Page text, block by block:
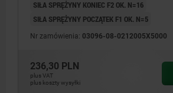
SIŁA SPRĘŻYNY KONIEC F2 OK. N=16
SIŁA SPRĘŻYNY POCZĄTEK F1 OK. N=5
Nr zamówienia: 03096-08-0212005X5000
236,30 PLN
plus VAT
plus koszty wysyłki